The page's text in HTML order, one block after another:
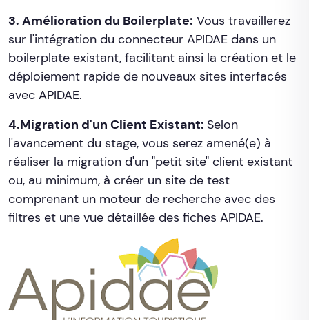
3. Amélioration du Boilerplate: Vous travaillerez
sur l'intégration du connecteur APIDAE dans un
boilerplate existant, facilitant ainsi la création et le
déploiement rapide de nouveaux sites interfacés
avec APIDAE.
4.Migration d'un Client Existant: Selon
l'avancement du stage, vous serez amené(e) à
réaliser la migration d'un "petit site" client existant
ou, au minimum, à créer un site de test
comprenant un moteur de recherche avec des
filtres et une vue détaillée des fiches APIDAE.